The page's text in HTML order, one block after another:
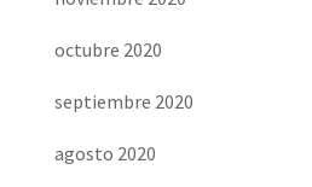
octubre 2020
septiembre 2020
agosto 2020